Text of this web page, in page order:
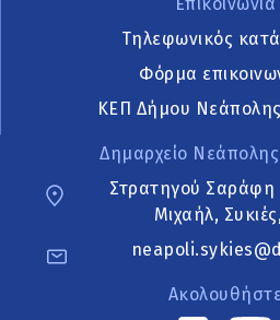
Επικοινωνία
Τηλεφωνικός
Φόρμα
ΚΕΠ Δήμου
Δημαρχείο
Στρατηγού Σαράφη
Μιχαήλ,
Ακολουθήστε